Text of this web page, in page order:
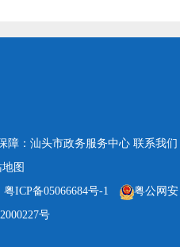
障：汕头市政务服务中心 联系我们
图
ICP备05066684号-1
粤公网安
号